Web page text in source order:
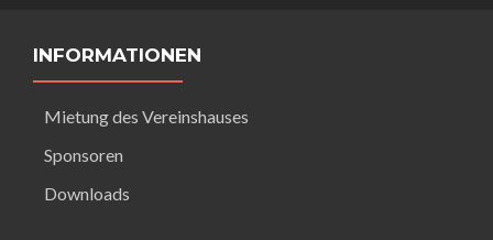
INFORMATIONEN
Mietung des Vereinshauses
Sponsoren
Downloads